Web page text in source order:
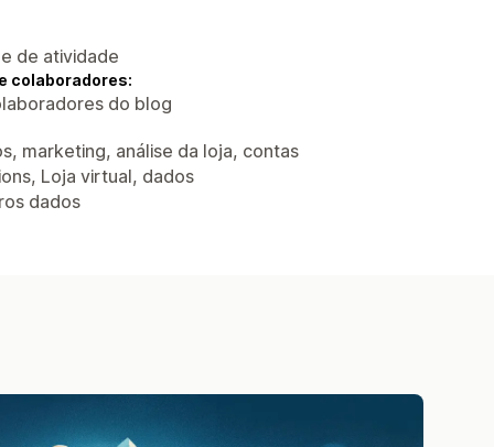
de atividade
colaboradores:
do blog
marketing, análise da loja, contas
Loja virtual, dados
dados